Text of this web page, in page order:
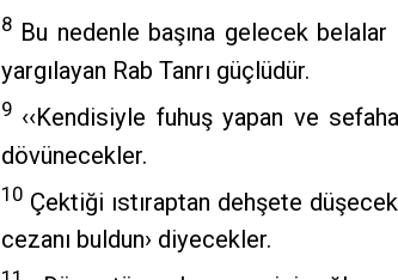
8Bu nedenle başına gelecek
yargılayan Rab Tanrı güçlüdür.
9‹‹Kendisiyle fuhuş yapan ve
dövünecekler.
10Çektiği ıstıraptan dehşete
cezanı buldun› diyecekler.